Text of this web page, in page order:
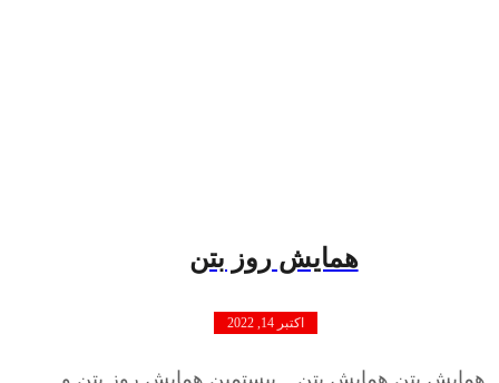
همایش روز بتن
اکتبر 14, 2022
همایش بتن همایش بتن _ بیستمین همایش روز بتن و